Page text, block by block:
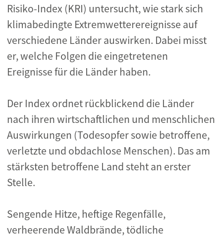
Risiko-Index (KRI) untersucht, wie stark sich
klimabedingte Extremwetterereignisse auf
verschiedene Länder auswirken. Dabei misst
er, welche Folgen die eingetretenen
Ereignisse für die Länder haben.
Der Index ordnet rückblickend die Länder
nach ihren wirtschaftlichen und menschlichen
Auswirkungen (Todesopfer sowie betroffene,
verletzte und obdachlose Menschen). Das am
stärksten betroffene Land steht an erster
Stelle.
Sengende Hitze, heftige Regenfälle,
verheerende Waldbrände, tödliche